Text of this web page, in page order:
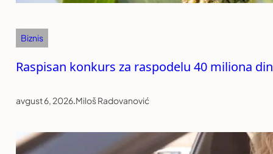
Biznis
Raspisan konkurs za raspodelu 40 miliona
avgust 6, 2026.Miloš Radovanović